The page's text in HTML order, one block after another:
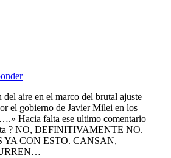
del aire en el marco del brutal ajuste
el gobierno de Javier Milei en los
Hacia falta ese ultimo comentario
? NO, DEFINITIVAMENTE NO.
YA CON ESTO. CANSAN,